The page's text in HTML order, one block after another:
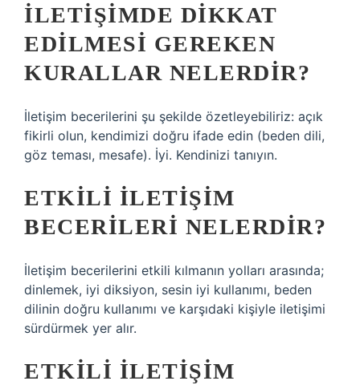
İLETIŞIMDE DIKKAT
EDILMESI GEREKEN
KURALLAR NELERDIR?
İletişim becerilerini şu şekilde özetleyebiliriz: açık
fikirli olun, kendimizi doğru ifade edin (beden dili,
göz teması, mesafe). İyi. Kendinizi tanıyın.
ETKILI ILETIŞIM
BECERILERI NELERDIR?
İletişim becerilerini etkili kılmanın yolları arasında;
dinlemek, iyi diksiyon, sesin iyi kullanımı, beden
dilinin doğru kullanımı ve karşıdaki kişiyle iletişimi
sürdürmek yer alır.
ETKILI ILETIŞIM